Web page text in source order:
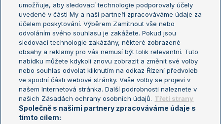
Sázkařský žebříček
Wimbledon
US Open
Turnaj mistrů
Turnaj mistryň
Aktualní trendy
Fotbalové přestupy
Livesport Daily
LS Prague Open
umožňuje, aby sledovací technologie podporovaly účely
uvedené v části My a naši partneři zpracováváme údaje za
účelem poskytování. Výběrem Zamítnout vše nebo
odvoláním svého souhlasu je zakážete. Pokud jsou
sledovací technologie zakázány, některé zobrazené
obsahy a reklamy pro vás nemusí být tolik relevantní. Tuto
nabídku můžete kdykoli znovu zobrazit a změnit své volby
nebo souhlas odvolat kliknutím na odkaz Řízení předvoleb
ve spodní části webové stránky. Vaše volby se projeví v
našem Internetová stránka. Další podrobnosti naleznete v
našich Zásadách ochrany osobních údajů. Třetí strany
Společně s našimi partnery zpracováváme údaje s
tímto cílem: